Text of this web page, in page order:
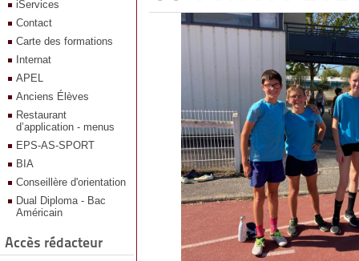
iServices
Contact
Carte des formations
Internat
APEL
Anciens Élèves
Restaurant
d’application - menus
EPS-AS-SPORT
BIA
Conseillère d'orientation
Dual Diploma - Bac
Américain
Accès rédacteur